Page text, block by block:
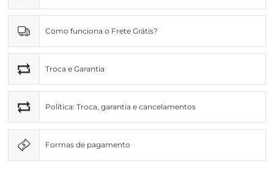
Como funciona o Frete Grátis?
Troca e Garantia
Política: Troca, garantia e cancelamentos
Formas de pagamento